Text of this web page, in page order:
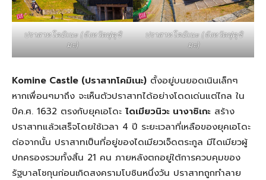
ปราสาทโคมิเนะ (จังหวัดฟุคุชิ
มะ)
ปราสาทโคมิเนะ (จังหวัดฟุคุชิ
มะ)
Komine Castle (ปราสาทโคมิเนะ) ตั้งอยู่บนยอดเนินเล็กๆ
หากเพื่อนๆมาถึง จะเห็นตัวปราสาทได้อย่างโดดเด่นแต่ไกล ใน
ปีค.ศ. 1632 ตรงกับยุคเอโดะ ไดเมียวนิวะ นางาชิเกะ สร้าง
ปราสาทแล้วเสร็จโดยใช้เวลา 4 ปี ระยะเวลาที่เหลือของยุคเอโดะ
ต่อจากนั้น ปราสาทเป็นที่อยู่ของไดเมียวเจ็ดตระกูล มีไดเมียวผู้
ปกครองรวมทั้งสิ้น 21 คน ภายหลังตกอยู่ใต้การควบคุมของ
รัฐบาลโชกุนก่อนเกิดสงครามโบชินหนึ่งวัน ปราสาทถูกทำลาย